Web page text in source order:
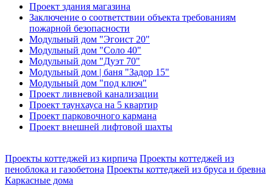
Проект здания магазина
Заключение о соответствии объекта требованиям
пожарной безопасности
Модульный дом "Эгоист 20"
Модульный дом "Соло 40"
Модульный дом "Дуэт 70"
Модульный дом | баня "Задор 15"
Модульный дом "под ключ"
Проект ливневой канализации
Проект таунхауса на 5 квартир
Проект парковочного кармана
Проект внешней лифтовой шахты
Проекты коттеджей из кирпича Проекты коттеджей из
пеноблока и газобетона Проекты коттеджей из бруса и бревна
Каркасные дома